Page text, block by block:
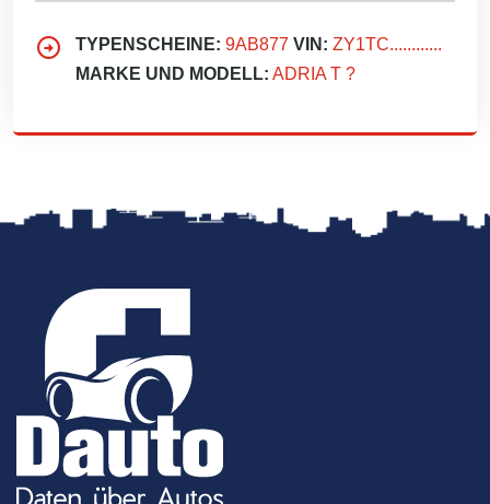
TYPENSCHEINE: 9AB877 VIN: ZY1TC............
MARKE UND MODELL: ADRIA T ?